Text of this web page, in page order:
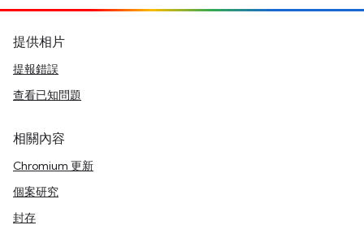
提供相片
提報錯誤
查看已知問題
相關內容
Chromium 更新
個案研究
封存